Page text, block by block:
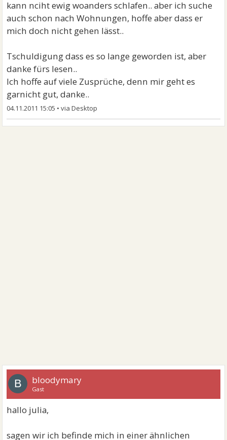
kann nciht ewig woanders schlafen.. aber ich suche
auch schon nach Wohnungen, hoffe aber dass er
mich doch nicht gehen lässt..
Tschuldigung dass es so lange geworden ist, aber
danke fürs lesen..
Ich hoffe auf viele Zusprüche, denn mir geht es
garnicht gut, danke..
04.11.2011 15:05 •
B bloodymary
Gast
hallo julia,
sagen wir ich befinde mich in einer ähnlichen